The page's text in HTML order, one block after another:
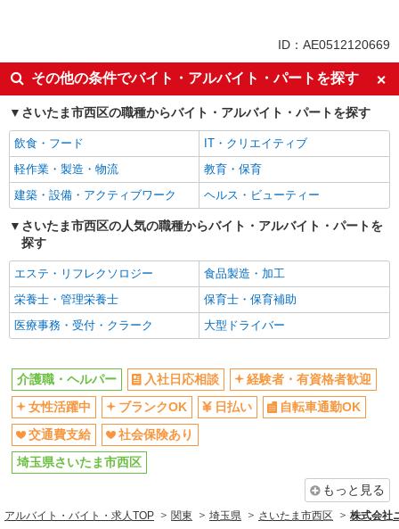
入社日応相談
経験者・有資格者歓迎
女性活躍中
ブランクOK
日払い
自転車通勤OK
交通費支給
社会保険あり
同じ職種から求人を探す
医療・介護・福祉
介護職・ヘルパー
同じ特徴から求人を探す
日払い
交通費支給
社会保険あり
ID：AE0512120669
その他の条件でバイト・アルバイト・パートを探す
さいたま市西区の職種からバイト・アルバイト・パートを探す
飲食・フード
IT・クリエイティブ
軽作業・製造・物流
教育・保育
建築・設備・アクティブワーク
ヘルス・ビューティー
さいたま市西区の人気の職種からバイト・アルバイト・パートを
探す
エステ・リフレクソロジー
食品製造・加工
栄養士・管理栄養士
保育士・保育補助
医療事務・受付・クラーク
大型ドライバー
介護職・ヘルパー 入社日応相談
経験者・有資格者歓迎
女性活躍中
ブランクOK 日払い
自転車通勤OK
交通費支給
社会保険あり
埼玉県さいたま市西区
もっと見る
アルバイト・バイト・求人TOP 関東 埼玉県 さいたま市西区 株式会社